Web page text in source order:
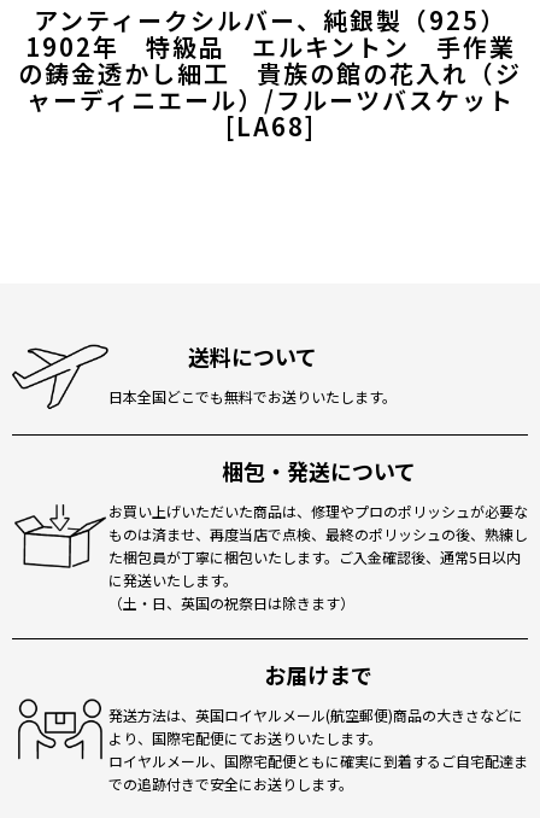
アンティークシルバー、純銀製（925）
1902年 特級品 エルキントン 手作業
の鋳金透かし細工 貴族の館の花入れ（ジ
ャーディニエール）/フルーツバスケット
[LA68]
送料について
日本全国どこでも無料でお送りいたします。
梱包・発送について
お買い上げいただいた商品は、修理やプロのポリッシュが必要な
ものは済ませ、再度当店で点検、最終のポリッシュの後、熟練し
た梱包員が丁寧に梱包いたします。ご入金確認後、通常5日以内
に発送いたします。
（土・日、英国の祝祭日は除きます）
お届けまで
発送方法は、英国ロイヤルメール(航空郵便)商品の大きさなどに
より、国際宅配便にてお送りいたします。
ロイヤルメール、国際宅配便ともに確実に到着するご自宅配達ま
での追跡付きで安全にお送りします。